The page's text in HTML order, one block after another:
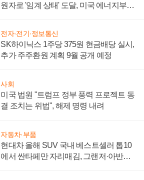
원자로 '임계 상태' 도달, 미국 에너지부
전자·전기·정보통신
SK하이닉스 1주당 375원 현금배당 실시,
추가 주주환원 계획 9월 공개 예정
사회
미국 법원 "트럼프 정부 풍력 프로젝트 동
결 조치는 위법", 해제 명령 내려
자동차·부품
현대차 올해 SUV 국내 베스트셀러 톱10
에서 싼타페만 자리매김, 그랜저·아반떼